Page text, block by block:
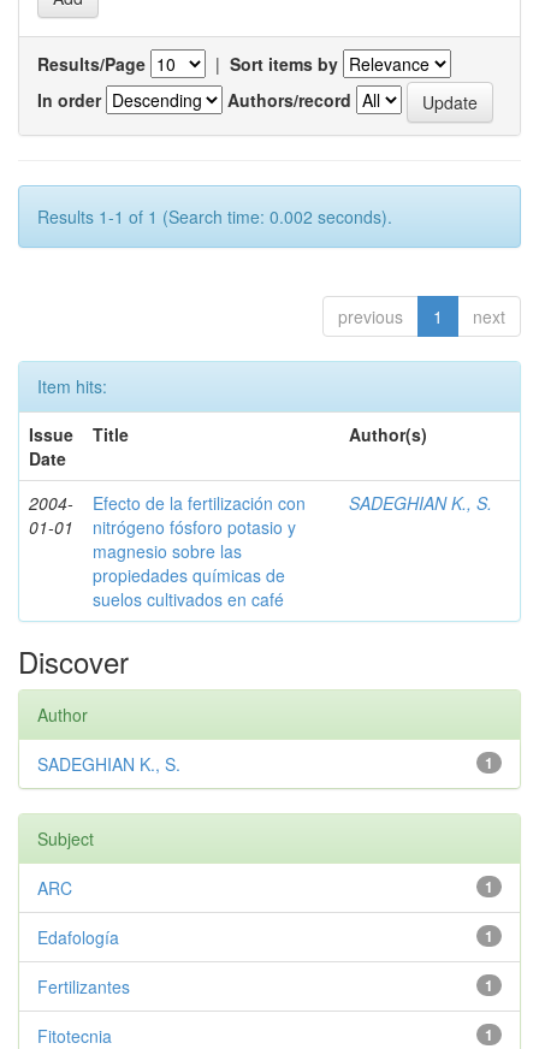
Results/Page | Sort items by
In order
Authors/record
Results 1-1 of 1 (Search time: 0.002 seconds).
previous 1 next
Item hits:
Issue
Date
Title Author(s)
2004-
01-01
Efecto de la fertilización con
nitrógeno fósforo potasio y
magnesio sobre las
propiedades químicas de
suelos cultivados en café
SADEGHIAN K., S.
Discover
Author
1
SADEGHIAN K., S.
Subject
1
ARC
1
Edafología
1
Fertilizantes
1
Fitotecnia